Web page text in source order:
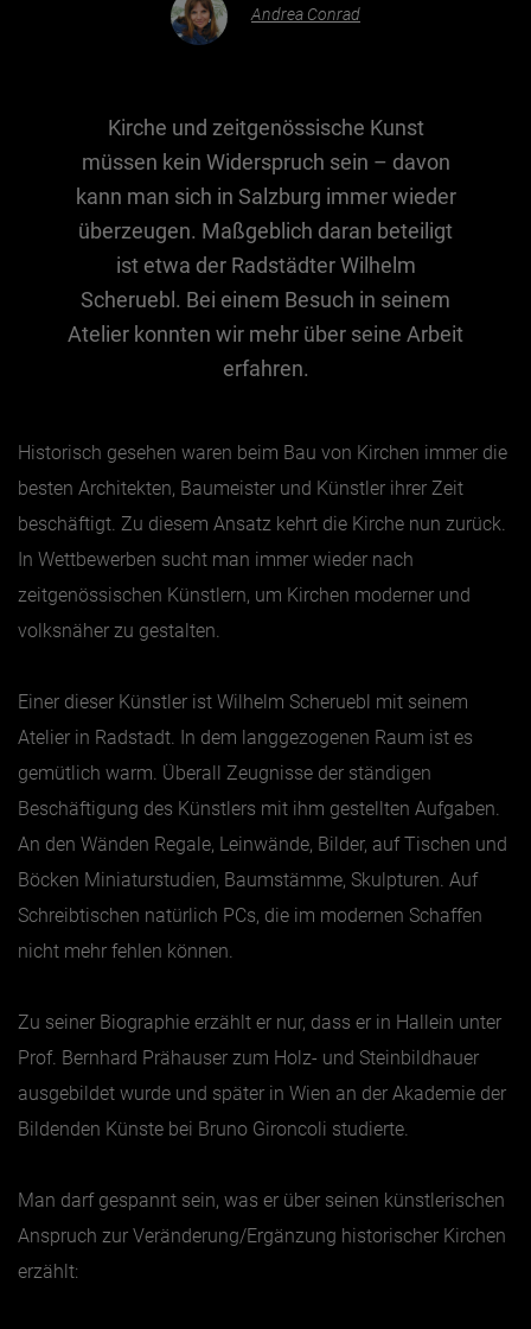
Nachhaltigkeit
Sehenswürdig
Kunst & Kultur
Brauchtum
BEITRÄGE NACH MONAT
Jänner
Februar
April
Juli
August
September
Oktober
Dezember
Andrea Conrad
Kirche und zeitgenössische Kunst
müssen kein Widerspruch sein – davon
kann man sich in Salzburg immer wieder
überzeugen. Maßgeblich daran beteiligt
ist etwa der Radstädter Wilhelm
Scheruebl. Bei einem Besuch in seinem
Atelier konnten wir mehr über seine Arbeit
erfahren.
Historisch gesehen waren beim Bau von Kirchen immer die
besten Architekten, Baumeister und Künstler ihrer Zeit
beschäftigt. Zu diesem Ansatz kehrt die Kirche nun zurück.
In Wettbewerben sucht man immer wieder nach
zeitgenössischen Künstlern, um Kirchen moderner und
volksnäher zu gestalten.
Einer dieser Künstler ist Wilhelm Scheruebl mit seinem
Atelier in Radstadt. In dem langgezogenen Raum ist es
gemütlich warm. Überall Zeugnisse der ständigen
Beschäftigung des Künstlers mit ihm gestellten Aufgaben.
An den Wänden Regale, Leinwände, Bilder, auf Tischen und
Böcken Miniaturstudien, Baumstämme, Skulpturen. Auf
Schreibtischen natürlich PCs, die im modernen Schaffen
nicht mehr fehlen können.
Zu seiner Biographie erzählt er nur, dass er in Hallein unter
Prof. Bernhard Prähauser zum Holz- und Steinbildhauer
ausgebildet wurde und später in Wien an der Akademie der
Bildenden Künste bei Bruno Gironcoli studierte.
Man darf gespannt sein, was er über seinen künstlerischen
Anspruch zur Veränderung/Ergänzung historischer Kirchen
erzählt: